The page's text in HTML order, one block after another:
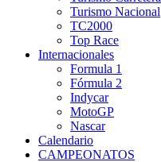
Turismo Nacional
TC2000
Top Race
Internacionales
Formula 1
Fórmula 2
Indycar
MotoGP
Nascar
Calendario
CAMPEONATOS